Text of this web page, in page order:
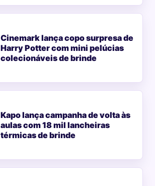
Cinemark lança copo surpresa de
Harry Potter com mini pelúcias
colecionáveis de brinde
Kapo lança campanha de volta às
aulas com 18 mil lancheiras
térmicas de brinde